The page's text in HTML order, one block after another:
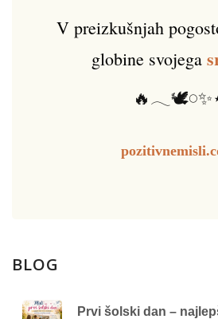
V preizkušnjah
globine svojega
BLOG
Prvi šolski dan –